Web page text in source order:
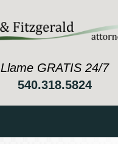
Llame GRATIS 24/7
540.318.5824